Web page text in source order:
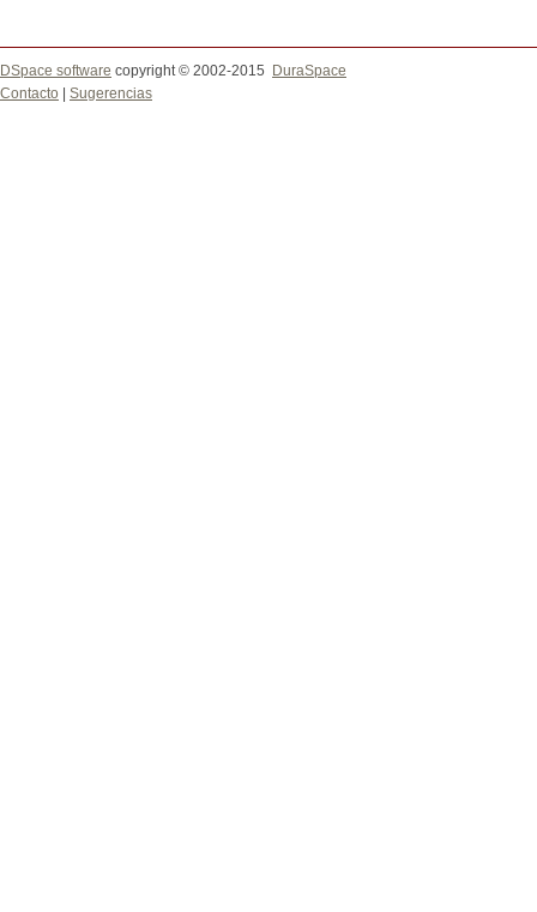
DSpace software copyright © 2002-2015
DuraSpace
Contacto
Sugerencias